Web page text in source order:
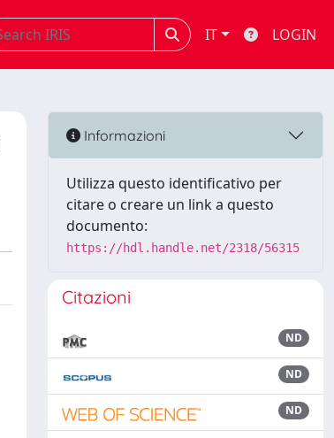
IT LOGIN
Informazioni
Utilizza questo identificativo per
citare o creare un link a questo
documento:
https://hdl.handle.net/2318/56315
Citazioni
ND
ND
ND